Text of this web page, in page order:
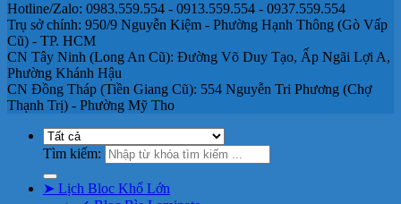
Hotline/Zalo: 0983.559.554 - 0913.559.554 - 0937.559.554
Trụ sở chính: 950/9 Nguyễn Kiệm - Phường Hạnh Thông (Gò Vấp
Cũ) - TP. HCM
CN Tây Ninh (Long An Cũ): Đường Võ Duy Tạo, Ấp Ngãi Lợi A,
Phường Khánh Hậu
CN Đồng Tháp (Tiền Giang Cũ): 554 Nguyễn Tri Phương (Chợ
Thạnh Trị) - Phường Mỹ Tho
Tìm kiếm:
➤ Lịch Bloc Khổ Lớn